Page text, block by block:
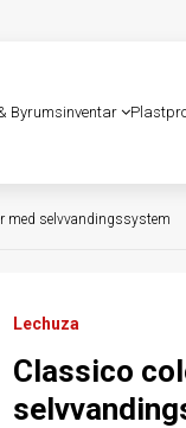
Byrumsinventar
med selvvandingssystem
Lechuza
Classico